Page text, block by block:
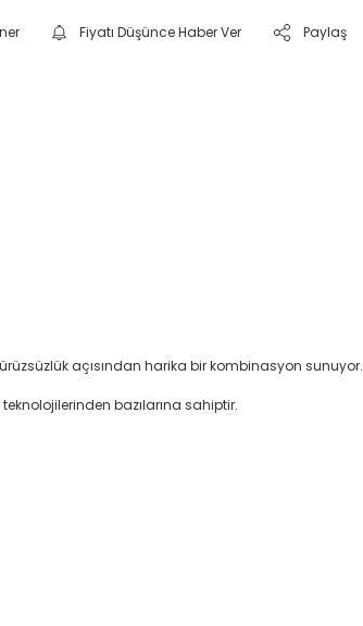
Fiyatı Düşünce Haber Ver Paylaş
açısından harika bir kombinasyon sunuyor.
teknolojilerinden bazılarına sahiptir.